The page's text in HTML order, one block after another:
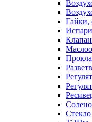
Гайки,